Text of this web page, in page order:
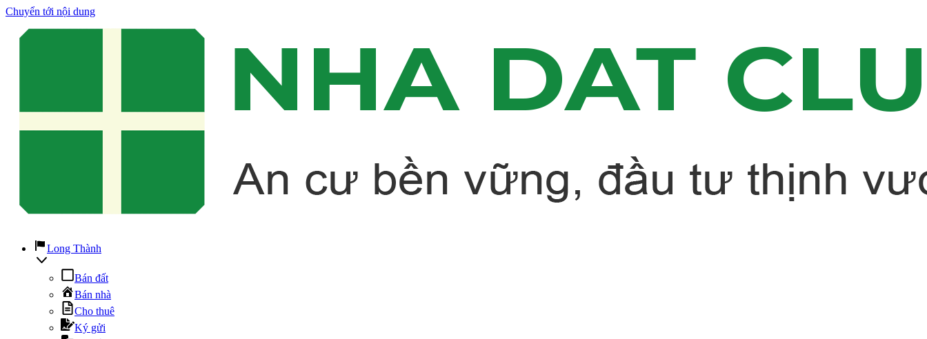
Chuyển tới nội dung
Long Thành
Bán đất
Bán nhà
Cho thuê
Ký gửi